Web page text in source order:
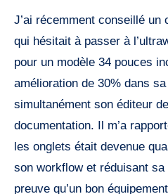
J’ai récemment conseillé un
qui hésitait à passer à
pour un modèle 34 pouces
amélioration de 30% dans
simultanément son éditeur
documentation. Il m’a
les onglets était devenue
son workflow et réduisant
preuve qu’un bon